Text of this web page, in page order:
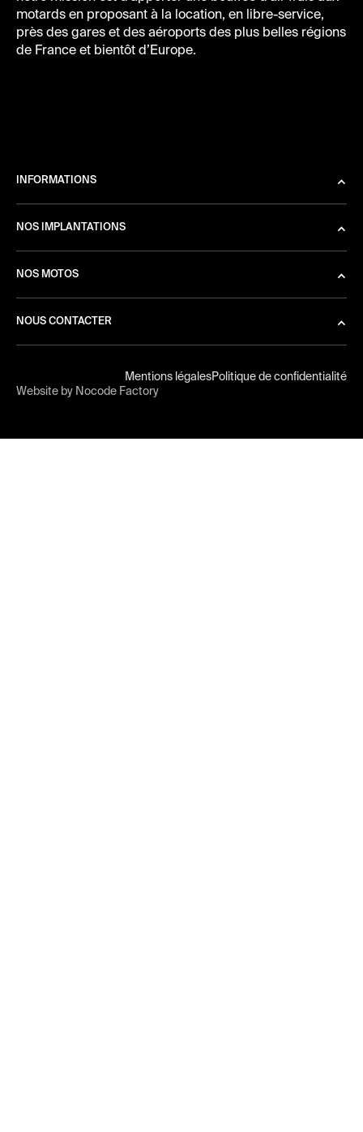
motards en proposant à la location, en libre-service,
près des gares et des aéroports des plus belles régions
de France et bientôt d’Europe.
INFORMATIONS
NOS IMPLANTATIONS
NOS MOTOS
NOUS CONTACTER
Mentions légalesPolitique de confidentialité
Website by Nocode Factory